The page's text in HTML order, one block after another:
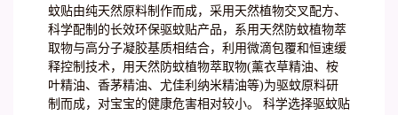
蚊贴由纯天然原料制作而成，采用天然植物交叉配方、
科学配制的长效环保驱蚊贴产品，系用天然防蚊植物萃
取物与高分子凝胶基质相结合，利用微滴包覆和恒速缓
释控制技术，用天然防蚊植物萃取物(薰衣草精油、桉
叶精油、香茅精油、尤佳利纳米精油等)为驱蚊原料研
制而成，对宝宝的健康危害相对较小。 科学选择驱蚊贴